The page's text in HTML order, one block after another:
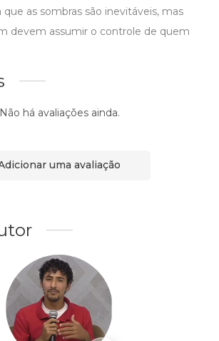
as sombras são inevitáveis, mas
devem assumir o controle de quem
Não há avaliações ainda.
uma avaliação